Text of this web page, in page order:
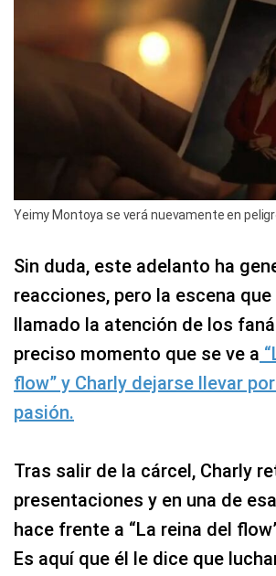
Yeimy Montoya se verá nuevamente en
Sin duda, este adelanto ha
reacciones, pero la escena que
llamado la atención de los
preciso momento que se ve a
flow” y Charly dejarse llevar
pasión.
Tras salir de la cárcel, Charly
presentaciones y en una de
hace frente a “La reina del
Es aquí que él le dice que